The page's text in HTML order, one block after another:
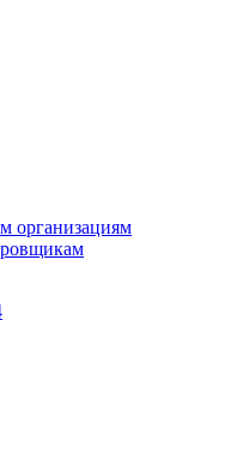
организациям